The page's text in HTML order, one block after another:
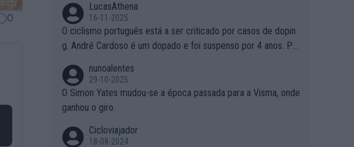
0
LucasAthena
16-11-2025
O ciclismo português está a ser criticado por casos de dopin
g. André Cardoso é um dopado e foi suspenso por 4 anos. Po
pado?
nunoalentes
29-10-2025
O Simon Yates mudou-se a época passada para a Visma, onde
ganhou o giro.
Cicloviajador
18-08-2024